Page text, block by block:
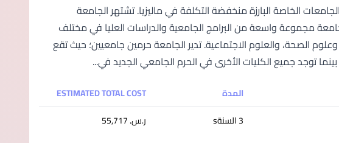
عام 1984، وهي واحدة من الجامعات الخاصة البارزة منخفضة التكلفة في ماليزيا. تشتهر الجامعة
مجموعة واسعة من البرامج الجامعية والدراسات العليا في مختلف
الصحة، والعلوم الاجتماعية. تدير الجامعة حرمين جامعيين؛ حيث تقع
المدة
ESTIMATED TOTAL COST
3 السنةs ر.س.‏ 55,717